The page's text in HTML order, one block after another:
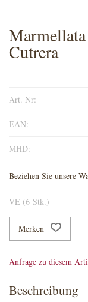
Cutrera
Art. Nr:
EAN:
MHD:
Beziehen Sie unsere
VE (6 Stk.)
Merken
Anfrage zu diesem
Beschreibung